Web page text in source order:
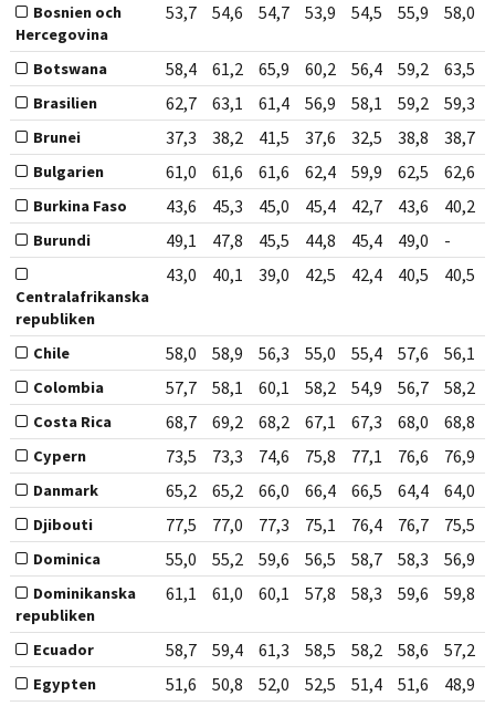
Bosnien och
Hercegovina
53,7 54,6 54,7 53,9 54,5 55,9 58,0
Botswana 58,4 61,2 65,9 60,2 56,4 59,2 63,5
Brasilien 62,7 63,1 61,4 56,9 58,1 59,2 59,3
Brunei 37,3 38,2 41,5 37,6 32,5 38,8 38,7
Bulgarien 61,0 61,6 61,6 62,4 59,9 62,5 62,6
Burkina Faso 43,6 45,3 45,0 45,4 42,7 43,6 40,2
Burundi 49,1 47,8 45,5 44,8 45,4 49,0 -
Centralafrikanska
republiken
43,0 40,1 39,0 42,5 42,4 40,5 40,5
Chile 58,0 58,9 56,3 55,0 55,4 57,6 56,1
Colombia 57,7 58,1 60,1 58,2 54,9 56,7 58,2
Costa Rica 68,7 69,2 68,2 67,1 67,3 68,0 68,8
Cypern 73,5 73,3 74,6 75,8 77,1 76,6 76,9
Danmark 65,2 65,2 66,0 66,4 66,5 64,4 64,0
Djibouti 77,5 77,0 77,3 75,1 76,4 76,7 75,5
Dominica 55,0 55,2 59,6 56,5 58,7 58,3 56,9
Dominikanska
republiken
61,1 61,0 60,1 57,8 58,3 59,6 59,8
Ecuador 58,7 59,4 61,3 58,5 58,2 58,6 57,2
Egypten 51,6 50,8 52,0 52,5 51,4 51,6 48,9